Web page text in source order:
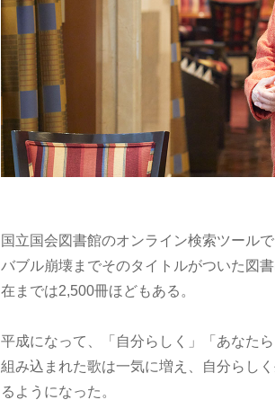
国立国会図書館のオンライン検索ツール
バブル崩壊までそのタイトルがついた図
在までは2,500冊ほどもある。
平成になって、「自分らしく」「あなた
組み込まれた歌は一気に増え、自分らし
るようになった。